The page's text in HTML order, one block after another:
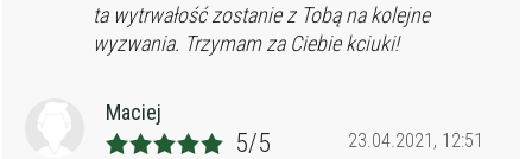
ta wytrwałość zostanie z Tobą na kolejne
wyzwania. Trzymam za Ciebie kciuki!
Maciej
23.04.2021, 12:51
5/5